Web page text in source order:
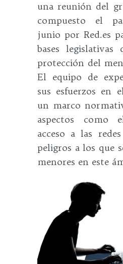
una reunión del
compuesto el
junio por Red.es
bases legislativas
protección del
El equipo de
sus esfuerzos en
un marco
aspectos como
acceso a las
peligros a los que
menores en este